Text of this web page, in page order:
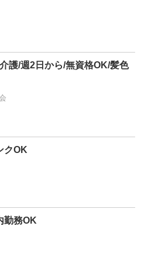
護/週2日から/無資格OK/髪色
クOK
勤務OK